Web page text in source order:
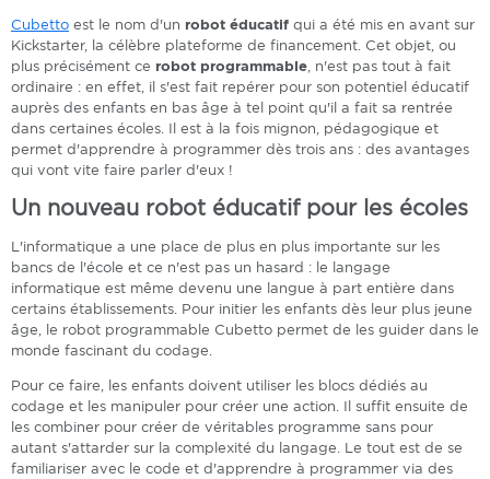
Cubetto est le nom d'un robot éducatif qui a été mis en avant sur
Kickstarter, la célèbre plateforme de financement. Cet objet, ou
plus précisément ce robot programmable , n'est pas tout à fait
ordinaire : en effet, il s'est fait repérer pour son potentiel éducatif
auprès des enfants en bas âge à tel point qu'il a fait sa rentrée
dans certaines écoles. Il est à la fois mignon, pédagogique et
permet d'apprendre à programmer dès trois ans : des avantages
qui vont vite faire parler d'eux !
Un nouveau robot éducatif pour les écoles
L'informatique a une place de plus en plus importante sur les
bancs de l'école et ce n'est pas un hasard : le langage
informatique est même devenu une langue à part entière dans
certains établissements. Pour initier les enfants dès leur plus jeune
âge, le robot programmable Cubetto permet de les guider dans le
monde fascinant du codage.
Pour ce faire, les enfants doivent utiliser les blocs dédiés au
codage et les manipuler pour créer une action. Il suffit ensuite de
les combiner pour créer de véritables programme sans pour
autant s'attarder sur la complexité du langage. Le tout est de se
familiariser avec le code et d'apprendre à programmer via des